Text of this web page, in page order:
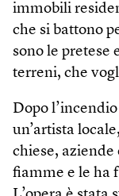
immobili
che si battono
sono le pretese
terreni, che
Dopo
un’artista
chiese,
fiamme e le ha